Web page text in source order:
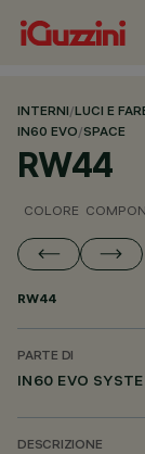
INTERNI/LUCI E
IN60 EVO/SPACE
RW44
COLORE
RW44
PARTE DI
IN60 EVO
DESCRIZIONE